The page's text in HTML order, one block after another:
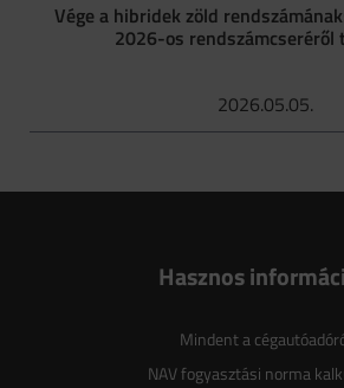
Vége a hibridek zöld
2026-os rendszámcseréről
2026.05.05.
Hasznos
Mindent a
NAV fogyasztási norma